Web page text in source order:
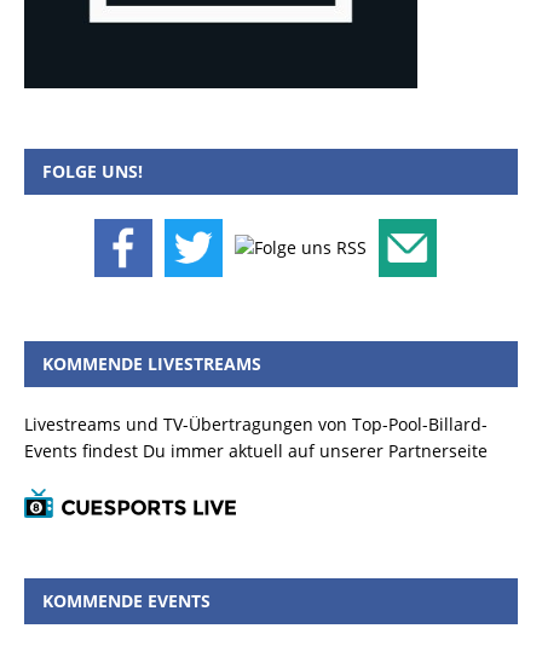
FOLGE UNS!
KOMMENDE LIVESTREAMS
Livestreams und TV-Übertragungen von Top-Pool-Billard-
Events findest Du immer aktuell auf unserer Partnerseite
KOMMENDE EVENTS